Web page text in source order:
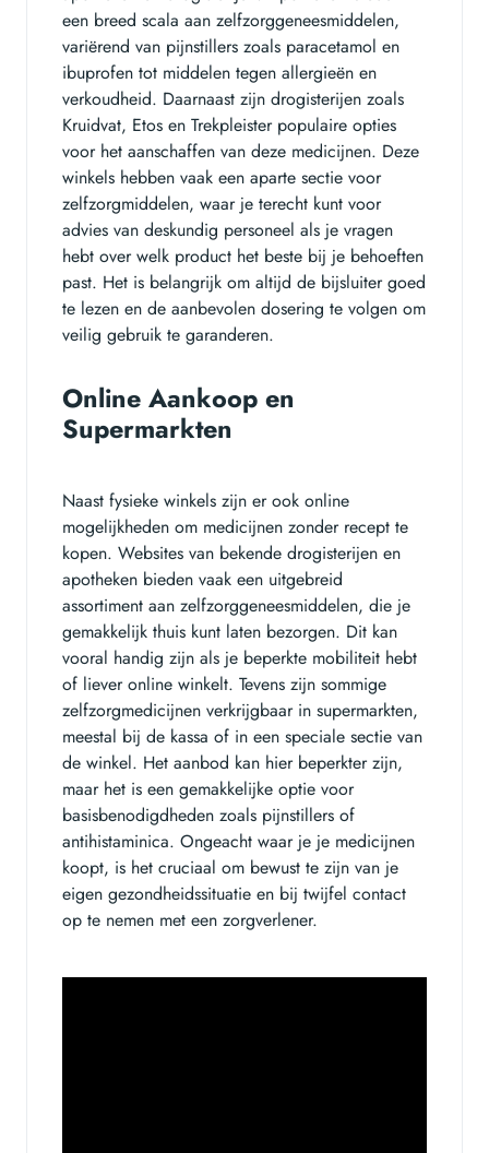
een breed scala aan zelfzorggeneesmiddelen,
variërend van pijnstillers zoals paracetamol en
ibuprofen tot middelen tegen allergieën en
verkoudheid. Daarnaast zijn drogisterijen zoals
Kruidvat, Etos en Trekpleister populaire opties
voor het aanschaffen van deze medicijnen. Deze
winkels hebben vaak een aparte sectie voor
zelfzorgmiddelen, waar je terecht kunt voor
advies van deskundig personeel als je vragen
hebt over welk product het beste bij je behoeften
past. Het is belangrijk om altijd de bijsluiter goed
te lezen en de aanbevolen dosering te volgen om
veilig gebruik te garanderen.
Online Aankoop en
Supermarkten
Naast fysieke winkels zijn er ook online
mogelijkheden om medicijnen zonder recept te
kopen. Websites van bekende drogisterijen en
apotheken bieden vaak een uitgebreid
assortiment aan zelfzorggeneesmiddelen, die je
gemakkelijk thuis kunt laten bezorgen. Dit kan
vooral handig zijn als je beperkte mobiliteit hebt
of liever online winkelt. Tevens zijn sommige
zelfzorgmedicijnen verkrijgbaar in supermarkten,
meestal bij de kassa of in een speciale sectie van
de winkel. Het aanbod kan hier beperkter zijn,
maar het is een gemakkelijke optie voor
basisbenodigdheden zoals pijnstillers of
antihistaminica. Ongeacht waar je je medicijnen
koopt, is het cruciaal om bewust te zijn van je
eigen gezondheidssituatie en bij twijfel contact
op te nemen met een zorgverlener.